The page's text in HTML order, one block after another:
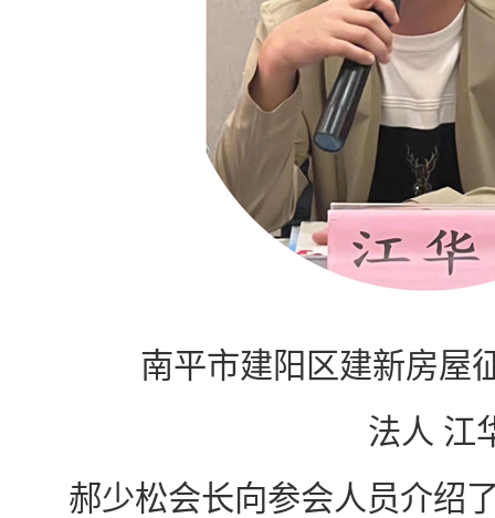
南平市建阳区建新房屋
法人 江
郝少松会长向参会人员介绍